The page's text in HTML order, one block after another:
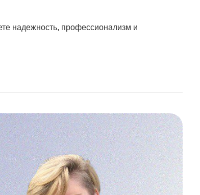
надежность, профессионализм и